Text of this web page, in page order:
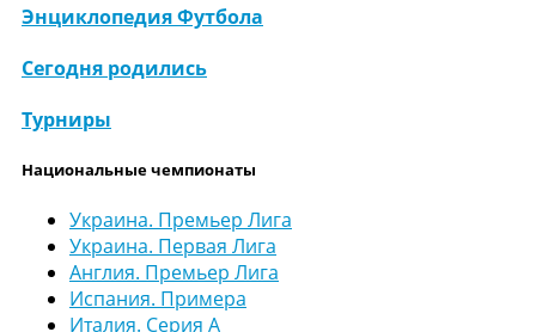
Энциклопедия Футбола
Сегодня родились
Турниры
Национальные чемпионаты
Украина. Премьер Лига
Украина. Первая Лига
Англия. Премьер Лига
Испания. Примера
Италия. Серия А